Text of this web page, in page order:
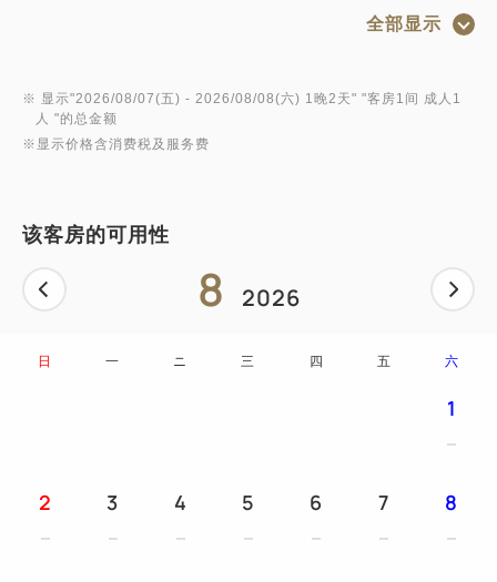
所有客房均提供 Wi-Fi（无线局域网）互联网连接。它
免费的。
* 取决于住宿计划
● 房间设施
床罩/拖鞋/辅助马桶座/婴儿床免费（长120厘米，宽70
厘米）/睡衣（长74厘米，宽46厘米）
全部显示
※ 显示"2026/08/07(五) - 2026/08/08(六) 1晚2天" "客房1间 成人1
人 "的总金额
※显示价格含消费税及服务费
该客房的可用性
8 2026
日 一 ニ 三 四 五 六
1
2 3 4 5 6 7 8